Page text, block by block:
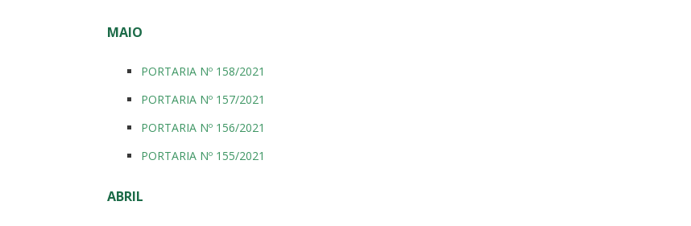
MAIO
PORTARIA Nº 158/2021
PORTARIA Nº 157/2021
PORTARIA Nº 156/2021
PORTARIA Nº 155/2021
ABRIL